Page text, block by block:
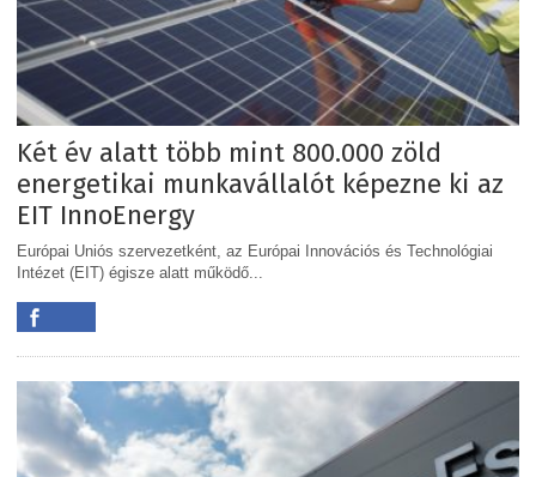
Két év alatt több mint 800.000 zöld
energetikai munkavállalót képezne ki az
EIT InnoEnergy
Európai Uniós szervezetként, az Európai Innovációs és Technológiai
Intézet (EIT) égisze alatt működő...